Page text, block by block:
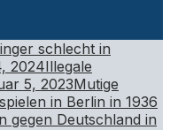
schlecht in
2024Illegale
5, 2023Mutige
in Berlin in 1936
gegen Deutschland in